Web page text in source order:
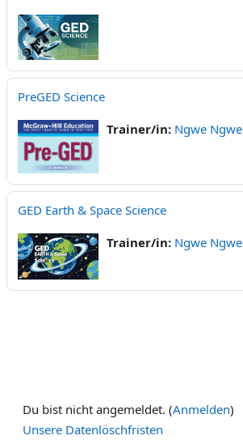
PreGED Science
Trainer/in: Ngwe Ngwe
GED Earth & Space Science
Trainer/in: Ngwe Ngwe
Du bist nicht angemeldet. (Anmelden)
Unsere Datenlöschfristen